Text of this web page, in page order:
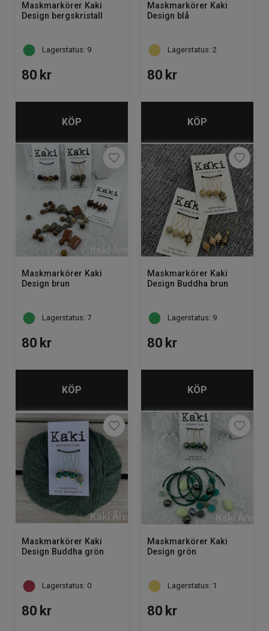
Maskmarkörer Kaki
Design bergskristall
Lagerstatus: 9
80 kr
KÖP
Maskmarkörer Kaki
Design blå
Lagerstatus: 2
80 kr
KÖP
Maskmarkörer Kaki
Design brun
Lagerstatus: 7
80 kr
KÖP
Maskmarkörer Kaki
Design Buddha brun
Lagerstatus: 9
80 kr
KÖP
Maskmarkörer Kaki
Design Buddha grön
Lagerstatus: 0
80 kr
Maskmarkörer Kaki
Design grön
Lagerstatus: 1
80 kr